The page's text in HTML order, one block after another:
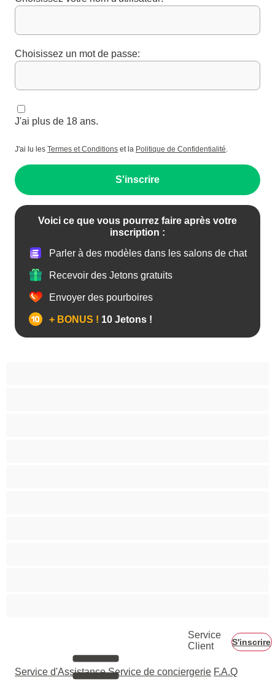
Choisissez un mot de passe:
J'ai plus de 18 ans.
J'ai lu les Termes et Conditions et la Politique de Confidentialité.
S'inscrire
Voici ce que vous pourrez faire après votre
inscription :
Parler à des modèles dans les salons de chat
Recevoir des Jetons gratuits
Envoyer des pourboires
+ BONUS ! 10 Jetons !
Service
Client
S'inscrire
Service d'Assistance Service de conciergerie F.A.Q